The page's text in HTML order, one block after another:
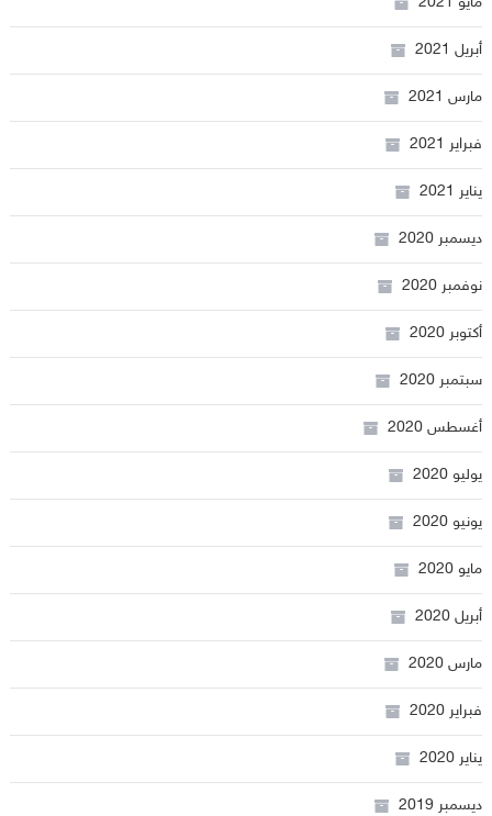
أبريل 2021
مارس 2021
فبراير 2021
يناير 2021
ديسمبر 2020
نوفمبر 2020
أكتوبر 2020
سبتمبر 2020
أغسطس 2020
يوليو 2020
يونيو 2020
مايو 2020
أبريل 2020
مارس 2020
فبراير 2020
يناير 2020
ديسمبر 2019